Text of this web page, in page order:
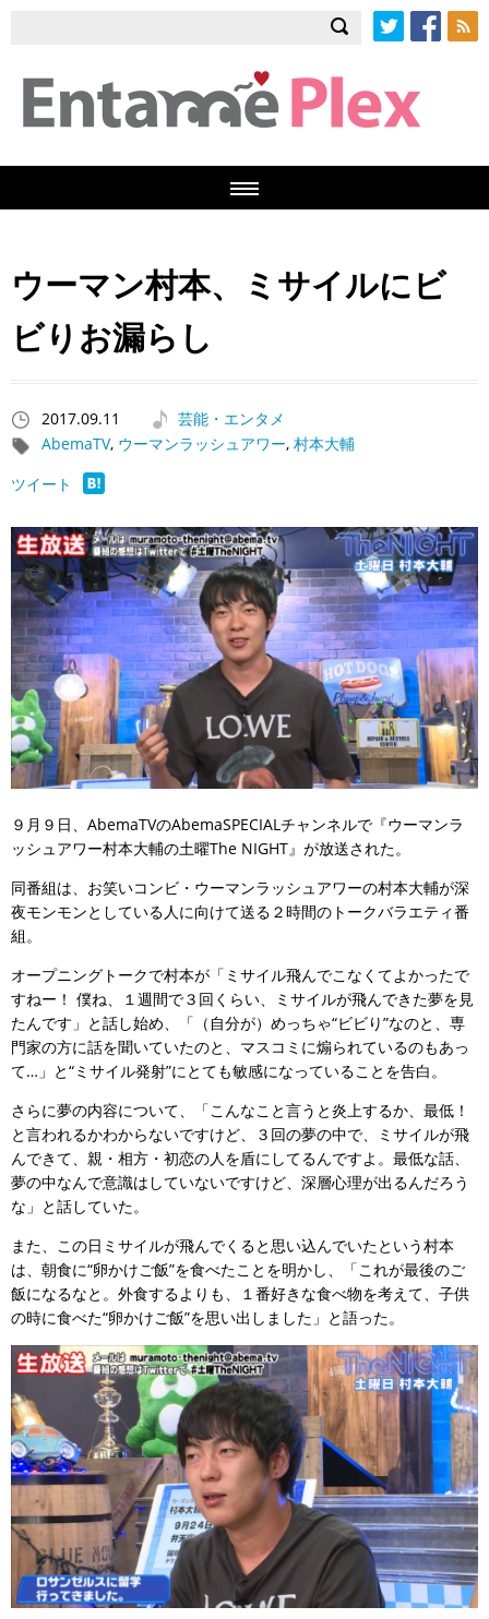
ウーマン村本、ミサイルにビ
ビりお漏らし
2017.09.11
芸能・エンタメ
AbemaTV, ウーマンラッシュアワー, 村本大輔
ツイート
９月９日、AbemaTVのAbemaSPECIALチャンネルで『ウーマンラ
ッシュアワー村本大輔の土曜The NIGHT』が放送された。
同番組は、お笑いコンビ・ウーマンラッシュアワーの村本大輔が深
夜モンモンとしている人に向けて送る２時間のトークバラエティ番
組。
オープニングトークで村本が「ミサイル飛んでこなくてよかったで
すねー！ 僕ね、１週間で３回くらい、ミサイルが飛んできた夢を見
たんです」と話し始め、「（自分が）めっちゃ“ビビり”なのと、専
門家の方に話を聞いていたのと、マスコミに煽られているのもあっ
て…」と“ミサイル発射”にとても敏感になっていることを告白。
さらに夢の内容について、「こんなこと言うと炎上するか、最低！
と言われるかわからないですけど、３回の夢の中で、ミサイルが飛
んできて、親・相方・初恋の人を盾にしてるんですよ。最低な話、
夢の中なんで意識はしていないですけど、深層心理が出るんだろう
な」と話していた。
また、この日ミサイルが飛んでくると思い込んでいたという村本
は、朝食に“卵かけご飯”を食べたことを明かし、「これが最後のご
飯になるなと。外食するよりも、１番好きな食べ物を考えて、子供
の時に食べた“卵かけご飯”を思い出しました」と語った。